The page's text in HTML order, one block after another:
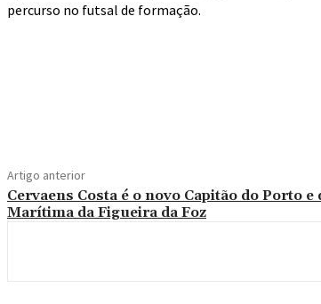
percurso no futsal de formação.
Artigo anterior
Cervaens Costa é o novo Capitão do Porto e
Marítima da Figueira da Foz